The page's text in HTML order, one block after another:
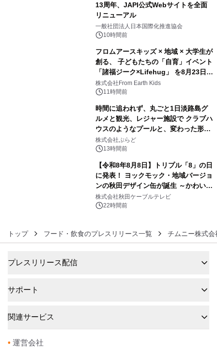
13周年、JAPI公式Webサイトを全面
リニューアル
一般社団法人日本国際化推進協会
10時間前
フロムアースキッズ × 地域 × 大学生が
創る、 子どもたちの「自育」イベント
「諸福ジーク×Lifehug」 を8月23日
(日)開催
株式会社From Earth Kids
11時間前
時間に追われず、丸ごと1日淡路島グ
ルメと観光、レジャー施設で クラブハ
ウスのようなプールと、変わった形の
サウナも 「THE BOXY AWAJI」のお
得な素泊まり連泊プランで
株式会社ぷらど
13時間前
【令和8年8月8日】トリプル「8」の日
に発表！ ヨックモック・地域バージョ
ンの秋田デザイン缶が誕生 ～かわいい
秋田犬の子犬と秋田の四季と名所を巡
るパッケージ～ 9月1日(火)秋田県内で
株式会社秋田ケーブルテレビ
22時間前
トップ フード・飲食のプレスリリース一覧 チムニー株式会
プレスリリース配信
サポート
関連サービス
• 運営会社